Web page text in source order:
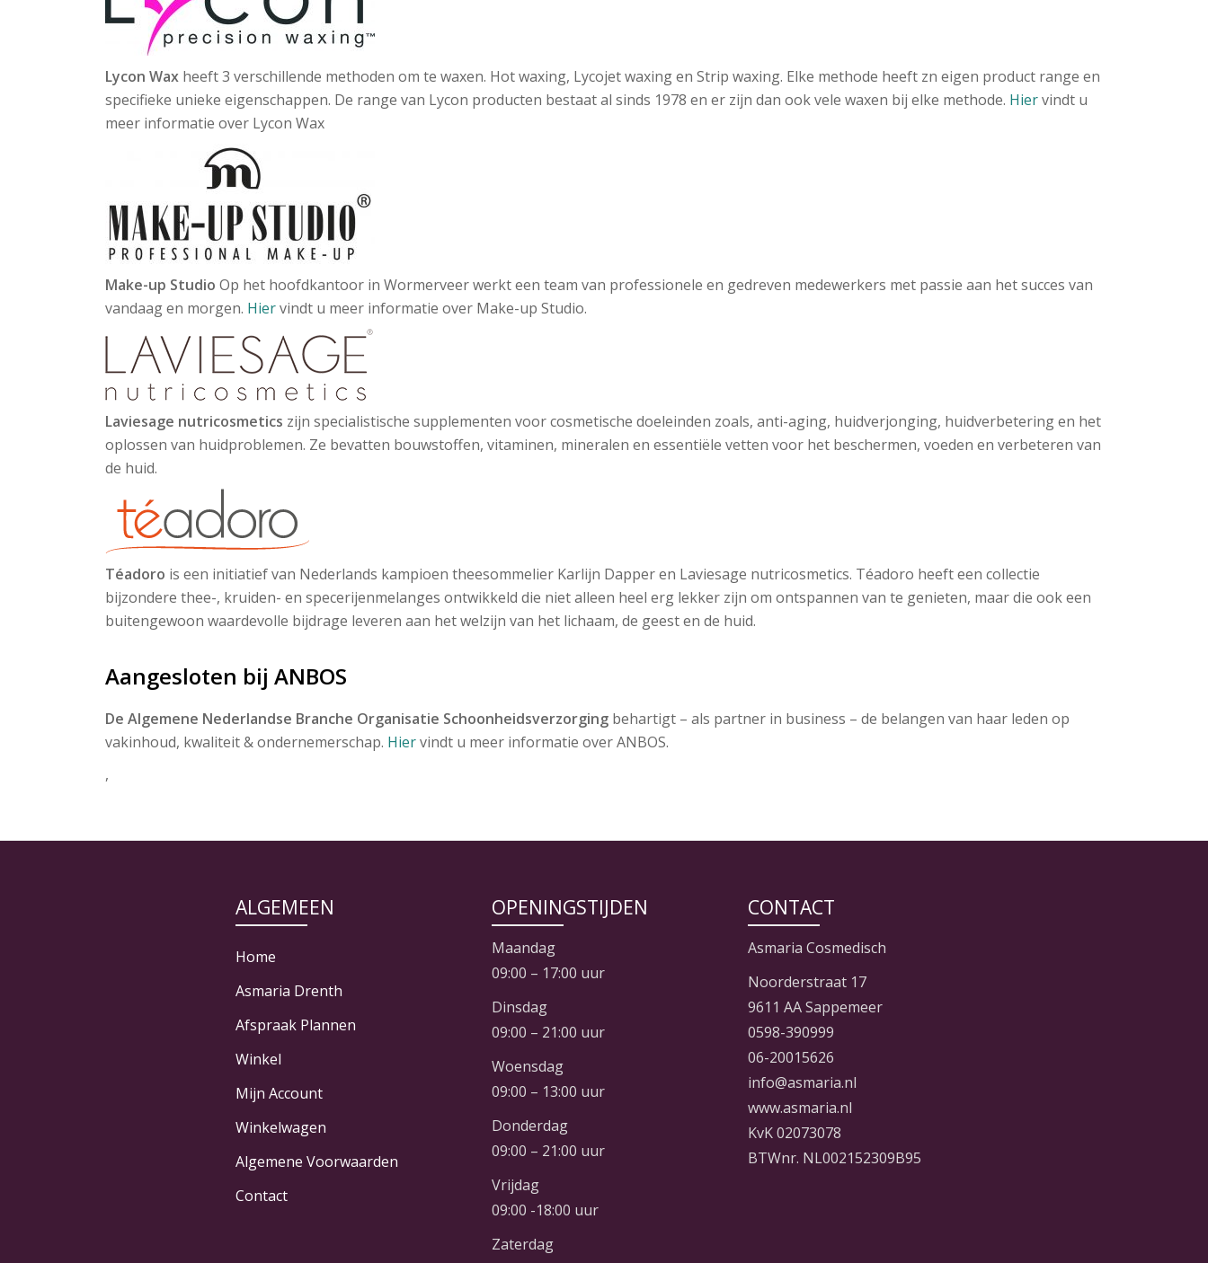
Lycon Wax heeft 3 verschillende methoden om te waxen. Hot waxing, Lycojet waxing en Strip waxing. Elke methode heeft zn eigen product range en
specifieke unieke eigenschappen. De range van Lycon producten bestaat al sinds 1978 en er zijn dan ook vele waxen bij elke methode. Hiervindt u
meer informatie over Lycon Wax
Make-up Studio Op het hoofdkantoor in Wormerveer werkt een team van professionele en gedreven medewerkers met passie aan het succes van
vandaag en morgen. Hiervindt u meer informatie over Make-up Studio.
Laviesage nutricosmetics zijn specialistische supplementen voor cosmetische doeleinden zoals, anti-aging, huidverjonging, huidverbetering en het
oplossen van huidproblemen. Ze bevatten bouwstoffen, vitaminen, mineralen en essentiële vetten voor het beschermen, voeden en verbeteren van
de huid.
Téadoro is een initiatief van Nederlands kampioen theesommelier Karlijn Dapper en Laviesage nutricosmetics. Téadoro heeft een collectie
bijzondere thee-, kruiden- en specerijenmelanges ontwikkeld die niet alleen heel erg lekker zijn om ontspannen van te genieten, maar die ook een
buitengewoon waardevolle bijdrage leveren aan het welzijn van het lichaam, de geest en de huid.
Aangesloten bij ANBOS
De Algemene Nederlandse Branche Organisatie Schoonheidsverzorging behartigt – als partner in business – de belangen van haar leden op
vakinhoud, kwaliteit & ondernemerschap. Hiervindt u meer informatie over ANBOS.
,
ALGEMEEN
Home
Asmaria Drenth
Afspraak Plannen
Winkel
Mijn Account
Winkelwagen
Algemene Voorwaarden
Contact
OPENINGSTIJDEN
Maandag
09:00 – 17:00 uur
Dinsdag
09:00 – 21:00 uur
Woensdag
09:00 – 13:00 uur
Donderdag
09:00 – 21:00 uur
Vrijdag
09:00 -18:00 uur
Zaterdag
CONTACT
Asmaria Cosmedisch
Noorderstraat 17
9611 AA Sappemeer
0598-390999
06-20015626
info@asmaria.nl
www.asmaria.nl
KvK 02073078
BTWnr. NL002152309B95